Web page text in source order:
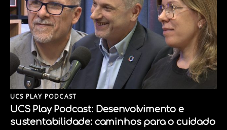
UCS PLAY PODCAST
UCS Play Podcast: Desenvolvimento e
sustentabilidade: caminhos para o cuidado